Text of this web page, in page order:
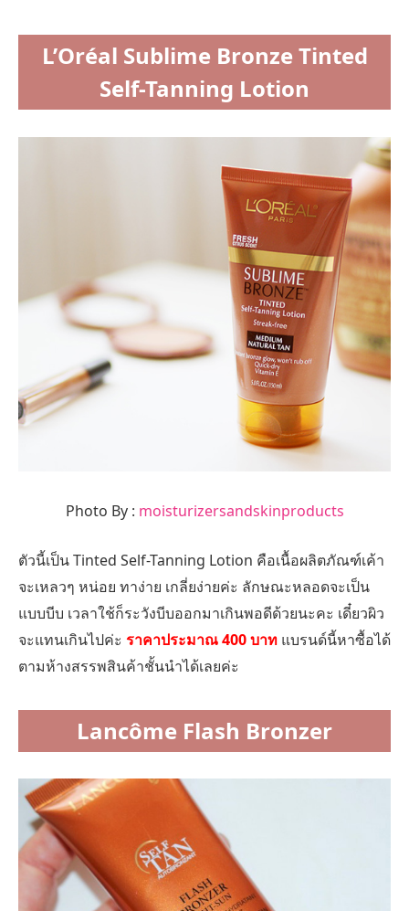
L’Oréal Sublime Bronze Tinted
Self-Tanning Lotion
Photo By : moisturizersandskinproducts
ตัวนี้เป็น Tinted Self-Tanning Lotion คือเนื้อผลิตภัณฑ์เค้า
จะเหลวๆ หน่อย ทาง่าย เกลี่ยง่ายค่ะ ลักษณะหลอดจะเป็น
แบบบีบ เวลาใช้ก็ระวังบีบออกมาเกินพอดีด้วยนะคะ เดี๋ยวผิว
จะแทนเกินไปค่ะ ราคาประมาณ 400 บาท แบรนด์นี้หาซื้อได้
ตามห้างสรรพสินค้าชั้นนำได้เลยค่ะ
Lancôme Flash Bronzer